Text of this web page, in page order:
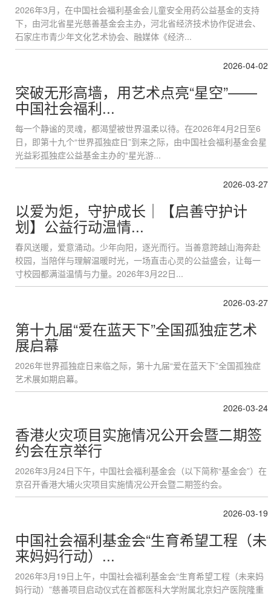
2026年3月，在中国社会福利基金会儿童安全用药公益基金的支持
下，由河北省星光慈善基金会主办，河北省经济技术协作促进会、
石家庄市青少年文化艺术协会、融媒体《经济...
2026-04-02
突破无形高墙，用艺术点亮“星空”——
中国社会福利...
每一个静谧的灵魂，都渴望被世界温柔以待。在2026年4月2日至6
日，即第十九个“世界孤独症日”到来之际，由中国社会福利基金会星
光益彩孤独症公益基金主办的“星光游...
2026-03-27
以爱为炬，守护成长｜【启善守护计
划】公益行动温情...
春风送暖，爱意涌动。少年向阳，逐光而行。当善意跨越山海奔赴
校园，当陪伴与理解温暖时光，一场直击心灵的公益盛会，让每一
寸校园都满溢温情与力量。2026年3月22日...
2026-03-27
第十九届“爱在蓝天下”全国孤独症艺术
展启幕
2026年世界孤独症日来临之际，第十九届“爱在蓝天下”全国孤独症
艺术展如期启幕。
2026-03-24
香港火灾项目实施情况公开会暨二期签
约会在京举行
2026年3月24日下午，中国社会福利基金会（以下简称“基金会”）在
京召开香港大埔火灾项目实施情况公开会暨二期签约会。
2026-03-19
中国社会福利基金会“生育希望工程（未
来妈妈行动）...
2026年3月19日上午，中国社会福利基金会“生育希望工程（未来妈
妈行动）”慈善项目启动仪式在首都医科大学附属北京妇产医院隆重